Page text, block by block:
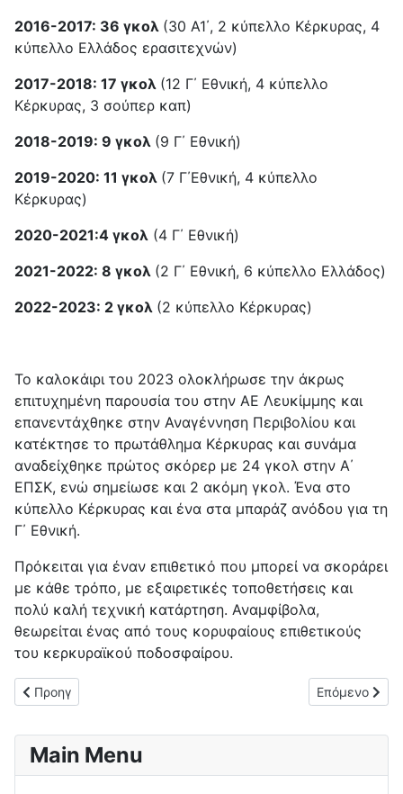
2016-2017: 36 γκολ (30 Α1΄, 2 κύπελλο Κέρκυρας, 4
κύπελλο Ελλάδος ερασιτεχνών)
2017-2018: 17 γκολ (12 Γ΄ Εθνική, 4 κύπελλο
Κέρκυρας, 3 σούπερ καπ)
2018-2019: 9 γκολ (9 Γ΄ Εθνική)
2019-2020: 11 γκολ (7 Γ΄Εθνική, 4 κύπελλο
Κέρκυρας)
2020-2021:4 γκολ (4 Γ΄ Εθνική)
2021-2022: 8 γκολ (2 Γ΄ Εθνική, 6 κύπελλο Ελλάδος)
2022-2023: 2 γκολ (2 κύπελλο Κέρκυρας)
Το καλοκάιρι του 2023 ολοκλήρωσε την άκρως
επιτυχημένη παρουσία του στην ΑΕ Λευκίμμης και
επανεντάχθηκε στην Αναγέννηση Περιβολίου και
κατέκτησε το πρωτάθλημα Κέρκυρας και συνάμα
αναδείχθηκε πρώτος σκόρερ με 24 γκολ στην Α΄
ΕΠΣΚ, ενώ σημείωσε και 2 ακόμη γκολ. Ένα στο
κύπελλο Κέρκυρας και ένα στα μπαράζ ανόδου για τη
Γ΄ Εθνική.
Πρόκειται για έναν επιθετικό που μπορεί να σκοράρει
με κάθε τρόπο, με εξαιρετικές τοποθετήσεις και
πολύ καλή τεχνική κατάρτηση. Αναμφίβολα,
θεωρείται ένας από τους κορυφαίους επιθετικούς
του κερκυραϊκού ποδοσφαίρου.
Προηγούμενο άρθρο: ΑΝΔΡΕΑΣ ΝΙΚΑΣ: Ο αρχηγός!
Προηγ Επόμενο
Επόμενο
Main Menu